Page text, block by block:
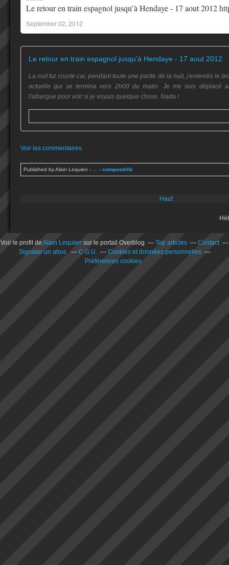
Le retour en train espagnol jusqu’à Hendaye - 17 aout 2012
September 02, 2012
Le retour en train espagnol jusqu'à Hendaye - 17 aout 2012
La nuit fut courte car, pendant toute une partie de la nuit, j'entendis le
actuelle qui se termina vers 2h00 du matin. Je me suis déplacé
l'albergue pour voir si je voyais quelque chose. Nada !
Voir les commentaires
Published by Alain Lequien - - compostelle
Haut
Voir le profil de Alain Lequien sur le portail Overblog Top articles
Contact
Signaler un abus
C.G.U.
Cookies et données personnelles
Préférences cookies